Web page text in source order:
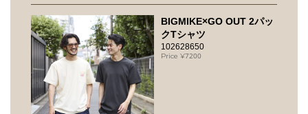
BIGMIKE×GO OUT 2パッ
クTシャツ
102628650
7200